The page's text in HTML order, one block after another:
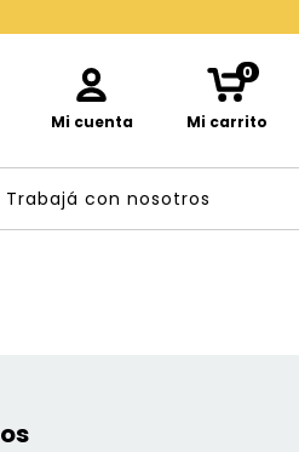
Mi cuenta Mi carrito
0
Trabajá con nosotros